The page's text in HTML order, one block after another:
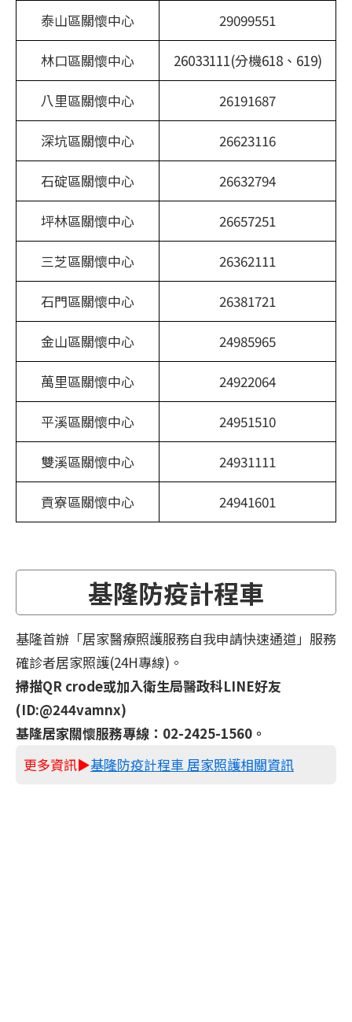
泰山區關懷中心 29099551
林口區關懷中心 26033111(分機618、619)
八里區關懷中心 26191687
深坑區關懷中心 26623116
石碇區關懷中心 26632794
坪林區關懷中心 26657251
三芝區關懷中心 26362111
石門區關懷中心 26381721
金山區關懷中心 24985965
萬里區關懷中心 24922064
平溪區關懷中心 24951510
雙溪區關懷中心 24931111
貢寮區關懷中心 24941601
基隆防疫計程車
基隆首辦「居家醫療照護服務自我申請快速通道」服務
確診者居家照護(24H專線)。
掃描QR crode或加入衛生局醫政科LINE好友
(ID:@244vamnx)
基隆居家關懷服務專線：02-2425-1560。
更多資訊▶基隆防疫計程車 居家照護相關資訊